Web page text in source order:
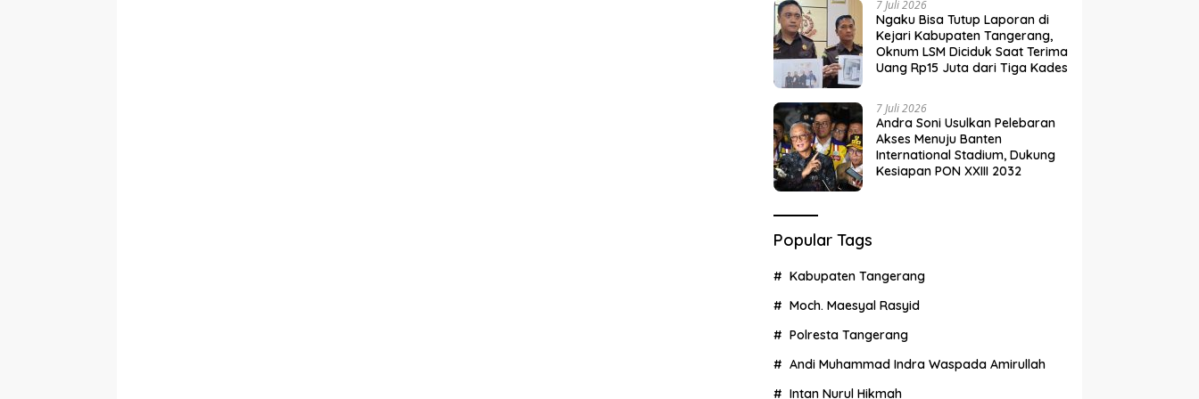
7 Juli 2026
Ngaku Bisa Tutup Laporan di
Kejari Kabupaten Tangerang,
Oknum LSM Diciduk Saat Terima
Uang Rp15 Juta dari Tiga Kades
7 Juli 2026
Andra Soni Usulkan Pelebaran
Akses Menuju Banten
International Stadium, Dukung
Kesiapan PON XXIII 2032
Popular Tags
Kabupaten Tangerang
Moch. Maesyal Rasyid
Polresta Tangerang
Andi Muhammad Indra Waspada Amirullah
Intan Nurul Hikmah